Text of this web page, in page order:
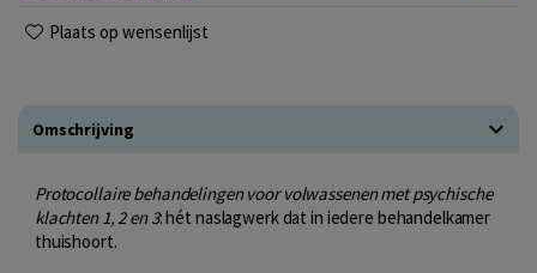
Plaats op wensenlijst
Omschrijving
Protocollaire behandelingen voor volwassenen met psychische
klachten 1, 2 en 3: hét naslagwerk dat in iedere behandelkamer
thuishoort.